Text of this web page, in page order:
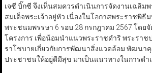
เจซี บิ๊กซี จึงเห็นสมควรดำเนินการจัดงานเฉลิม
สมเด็จพระเจ้าอยู่หัว เนื่องในโอกาสพระราชพิธี
พระชนมพรรษา 6 รอบ 28 กรกฎาคม 2567 โดย
โครงการ เพื่อน้อมนำแนวพระราชดำริ พระรา
ราโชบายเกี่ยวกับการพัฒนาสิ่งแวดล้อม พัฒนา
ประชาชนให้อยู่ดีมีสุข มาเป็นแนวทางในการดำ